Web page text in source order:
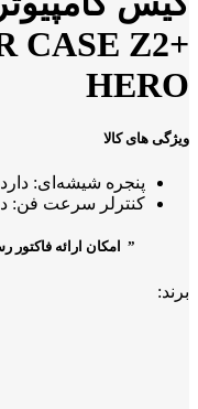
CASE Z2+
HERO
ویژگی های کالا
پنجره شیشه‌ای: دارد
کنترلر سرعت فن:
” امکان ارائه
برند: